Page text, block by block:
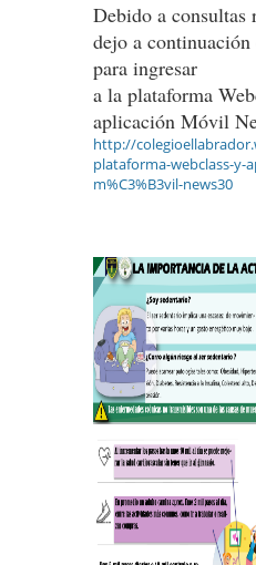
Debido a consultas
dejo a
para ingresar
a la plataforma
aplicación Móvil
http://
plataforma-webclass-y-
m%C3%B3vil-news30